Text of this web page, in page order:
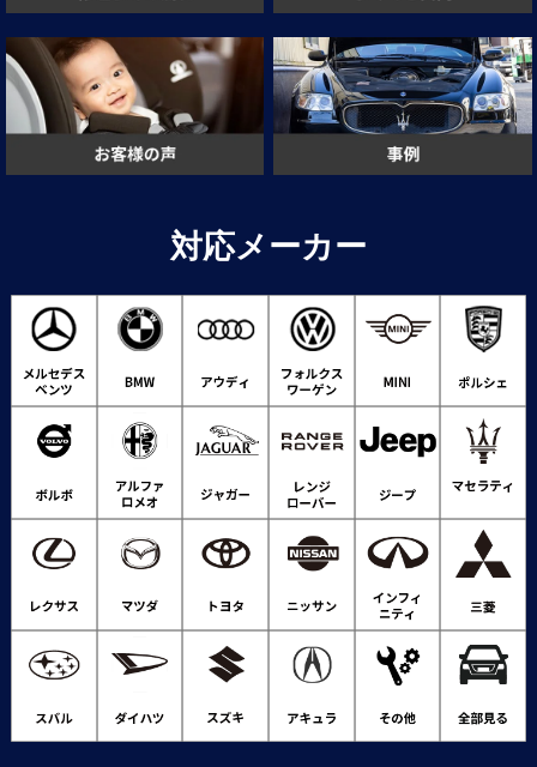
対応メーカー